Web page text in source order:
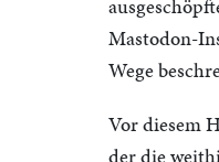
Mastodon-
Wege
Vor diesem
der die